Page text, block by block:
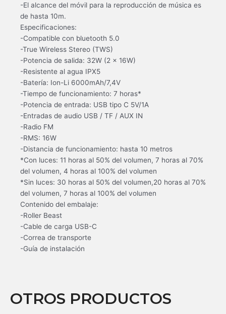
-El alcance del móvil para la reproducción de música es
de hasta 10m.
Especificaciones:
-Compatible con bluetooth 5.0
-True Wireless Stereo (TWS)
-Potencia de salida: 32W (2 x 16W)
-Resistente al agua IPX5
-Batería: Ion-Li 6000mAh/7,4V
-Tiempo de funcionamiento: 7 horas*
-Potencia de entrada: USB tipo C 5V/1A
-Entradas de audio USB / TF / AUX IN
-Radio FM
-RMS: 16W
-Distancia de funcionamiento: hasta 10 metros
*Con luces: 11 horas al 50% del volumen, 7 horas al 70%
del volumen, 4 horas al 100% del volumen
*Sin luces: 30 horas al 50% del volumen,20 horas al 70%
del volumen, 7 horas al 100% del volumen
Contenido del embalaje:
-Roller Beast
-Cable de carga USB-C
-Correa de transporte
-Guía de instalación
OTROS PRODUCTOS